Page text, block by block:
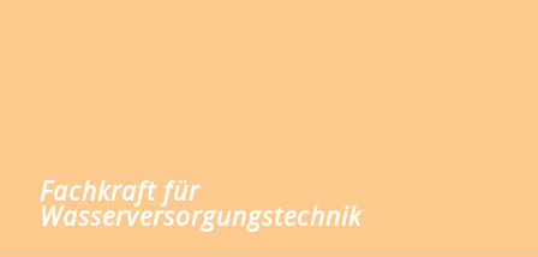
Fachkraft für
Wasserversorgungstechnik